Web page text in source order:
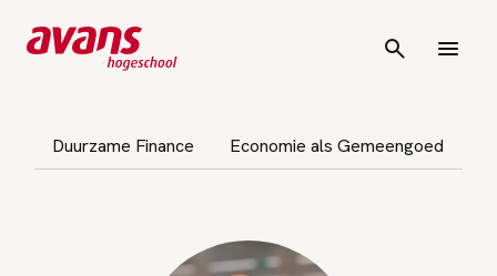
Duurzame Finance
Economie als Gemeengoed